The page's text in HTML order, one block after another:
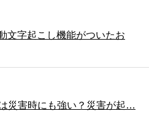
文字起こし機能がついたお
災害時にも強い？災害が起…